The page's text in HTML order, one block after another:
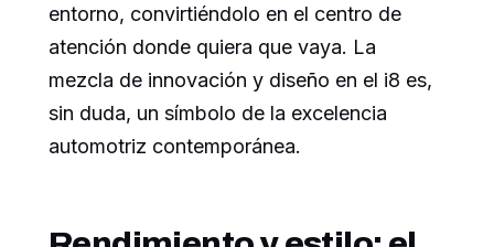
entorno, convirtiéndolo en el centro de
atención donde quiera que vaya. La
mezcla de innovación y diseño en el i8 es,
sin duda, un símbolo de la excelencia
automotriz contemporánea.